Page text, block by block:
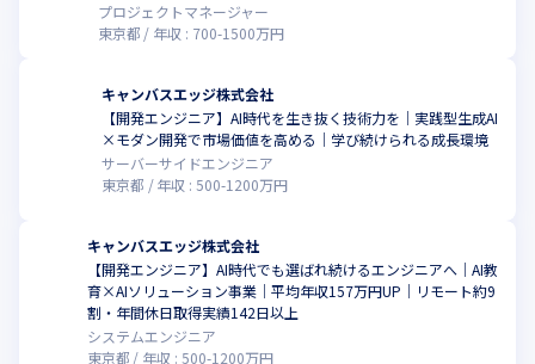
プロジェクトマネージャー
東京都
年収 : 700-1500万円
キャンバスエッジ株式会社
【開発エンジニア】AI時代を生き抜く技術力を｜実践型生成AI
×モダン開発で市場価値を高める｜学び続けられる成長環境
サーバーサイドエンジニア
東京都
年収 : 500-1200万円
キャンバスエッジ株式会社
【開発エンジニア】AI時代でも選ばれ続けるエンジニアへ｜AI教
育×AIソリューション事業｜平均年収157万円UP｜リモート約9
割・年間休日取得実績142日以上
システムエンジニア
東京都
年収 : 500-1200万円